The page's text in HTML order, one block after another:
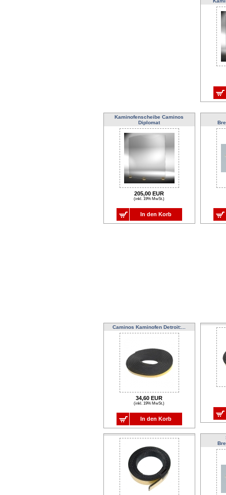
Kaminofenscheibe Caminos
Diplomat
205,00 EUR
(inkl. 19% MwSt.)
In den Korb
Caminos Kaminofen Detroit:...
34,60 EUR
(inkl. 19% MwSt.)
In den Korb